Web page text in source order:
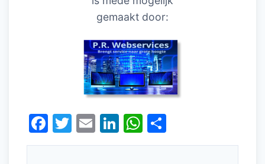
gemaakt door:
F
a
T
w
E
m
Li
n
W
h el